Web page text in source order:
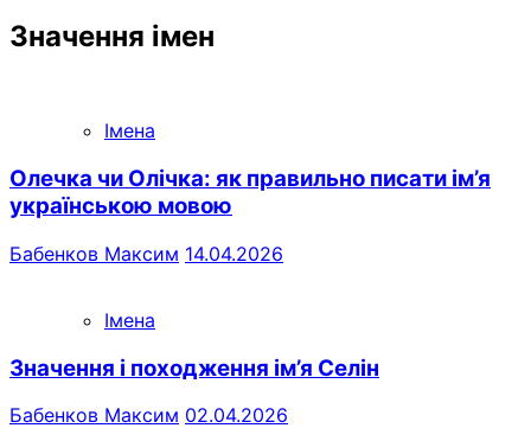
Значення імен
Імена
Олечка чи Олічка: як правильно писати ім’я
українською мовою
Бабенков Максим 14.04.2026
Імена
Значення і походження ім’я Селін
Бабенков Максим 02.04.2026